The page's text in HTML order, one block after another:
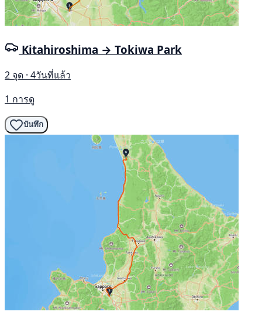
Kitahiroshima → Tokiwa Park
2 จุด · 4วันที่แล้ว
1 การดู
บันทึก